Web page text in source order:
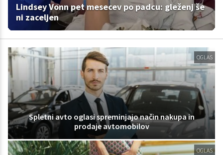
Lindsey Vonn pet mesecev po padcu: gleženj še
ni zaceljen
OGLAS
Spletni avto oglasi spreminjajo način nakupa in
prodaje avtomobilov
OGLAS